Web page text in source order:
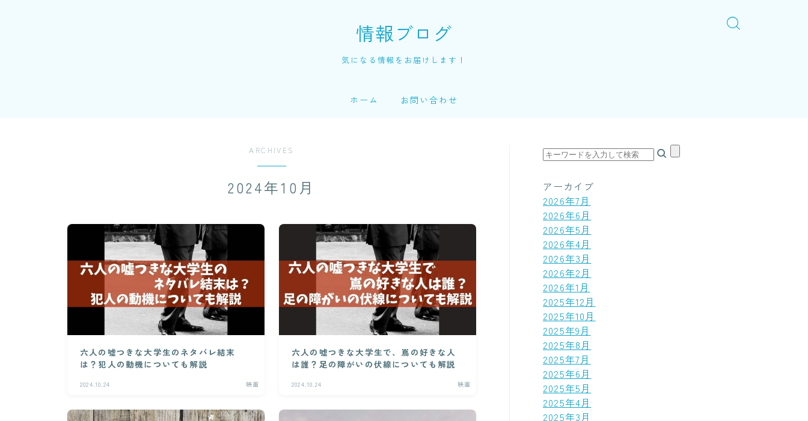
情報ブログ
気になる情報をお届けします！
ホーム お問い合わせ
ARCHIVES
2024年10月
六人の嘘つきな大学生のネタバレ結末
は？犯人の動機についても解説
2024.10.24 映画
六人の嘘つきな大学生で、嶌の好きな人
は誰？足の障がいの伏線についても解説
2024.10.24 映画
アーカイブ
2026年7月
2026年6月
2026年5月
2026年4月
2026年3月
2026年2月
2026年1月
2025年12月
2025年10月
2025年9月
2025年8月
2025年7月
2025年6月
2025年5月
2025年4月
2025年3月